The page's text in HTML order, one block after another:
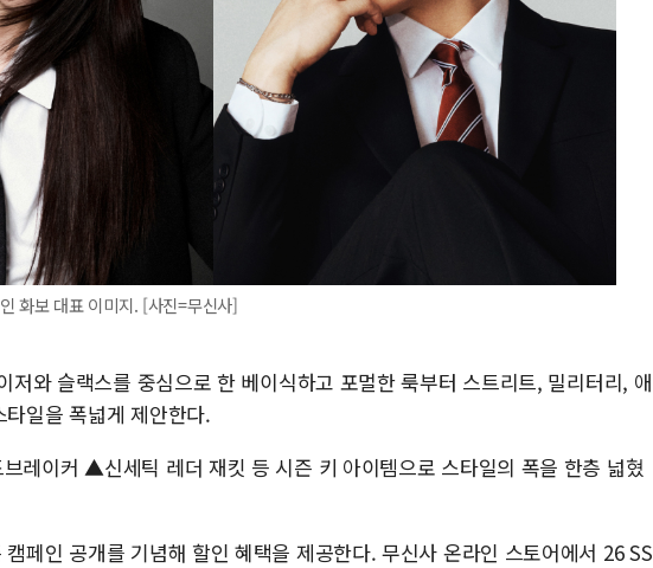
화보 대표 이미지. [사진=무신사]
저와 슬랙스를 중심으로 한 베이식하고 포멀한 룩부터 스트리트, 밀리터리, 애
일을 폭넓게 제안한다.
레이커 ▲신세틱 레더 재킷 등 시즌 키 아이템으로 스타일의 폭을 한층 넓혔
페인 공개를 기념해 할인 혜택을 제공한다. 무신사 온라인 스토어에서 26 SS